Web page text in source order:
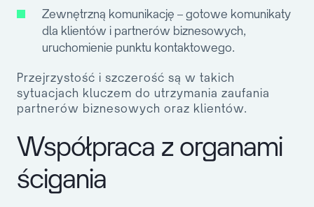
Zewnętrzną komunikację – gotowe komunikaty
dla klientów i partnerów biznesowych,
uruchomienie punktu kontaktowego.
Przejrzystość i szczerość są w takich
sytuacjach kluczem do utrzymania zaufania
partnerów biznesowych oraz klientów.
Współpraca z organami
ścigania